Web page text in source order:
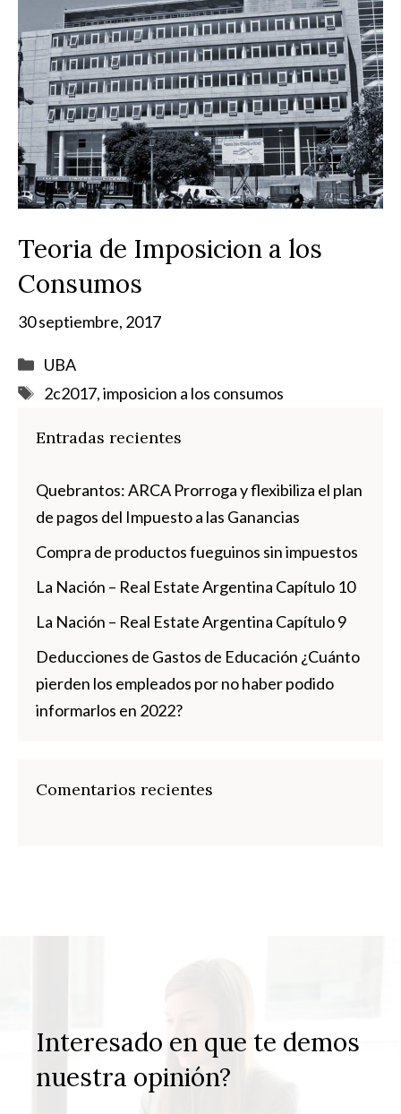
Teoria de Imposicion a los
Consumos
30 septiembre, 2017
Categorías
UBA
Etiquetas
2c2017,imposicion a los consumos
Entradas recientes
Quebrantos: ARCA Prorroga y flexibiliza el plan
de pagos del Impuesto a las Ganancias
Compra de productos fueguinos sin impuestos
La Nación – Real Estate Argentina Capítulo 10
La Nación – Real Estate Argentina Capítulo 9
Deducciones de Gastos de Educación ¿Cuánto
pierden los empleados por no haber podido
informarlos en 2022?
Comentarios recientes
Interesado en que te demos
nuestra opinión?